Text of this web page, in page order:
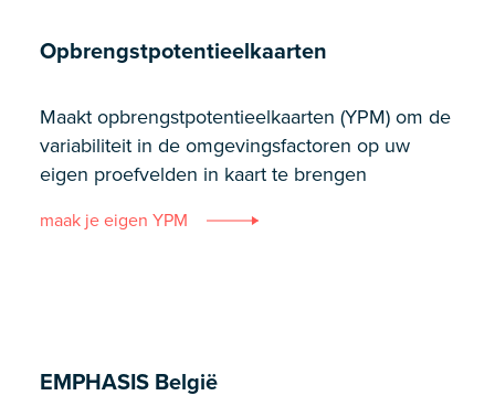
Opbrengstpotentieelkaarten
Maakt opbrengstpotentieelkaarten (YPM) om de
variabiliteit in de omgevingsfactoren op uw
eigen proefvelden in kaart te brengen
maak je eigen YPM
EMPHASIS België